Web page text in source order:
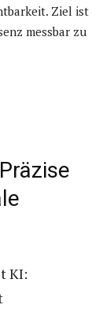
Ziel ist
messbar zu
Präzise
KI: